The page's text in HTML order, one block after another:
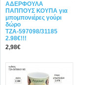
ΑΔΕΡΦΟΥΛΑ
ΠΑΠΠΟΥΣ ΚΟΥΠΑ για
μπομπονιέρες γούρι
δώρο
ΤΖΑ-597098/31185
2.98€!!!
2,98€